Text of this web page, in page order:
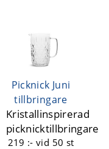
Picknick Juni
tillbringare
Kristallinspirerad
picknicktillbringare
219 :-vid 50 st